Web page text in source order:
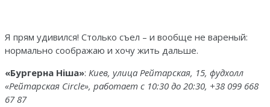
Я прям удивился! Столько съел – и вообще не вареный:
нормально соображаю и хочу жить дальше.
«Бургерна Нiша»: Киев, улица Рейтарская, 15, фудхолл
«Рейтарская Circle», работает с 10:30 до 20:30, +38 099 668
67 87